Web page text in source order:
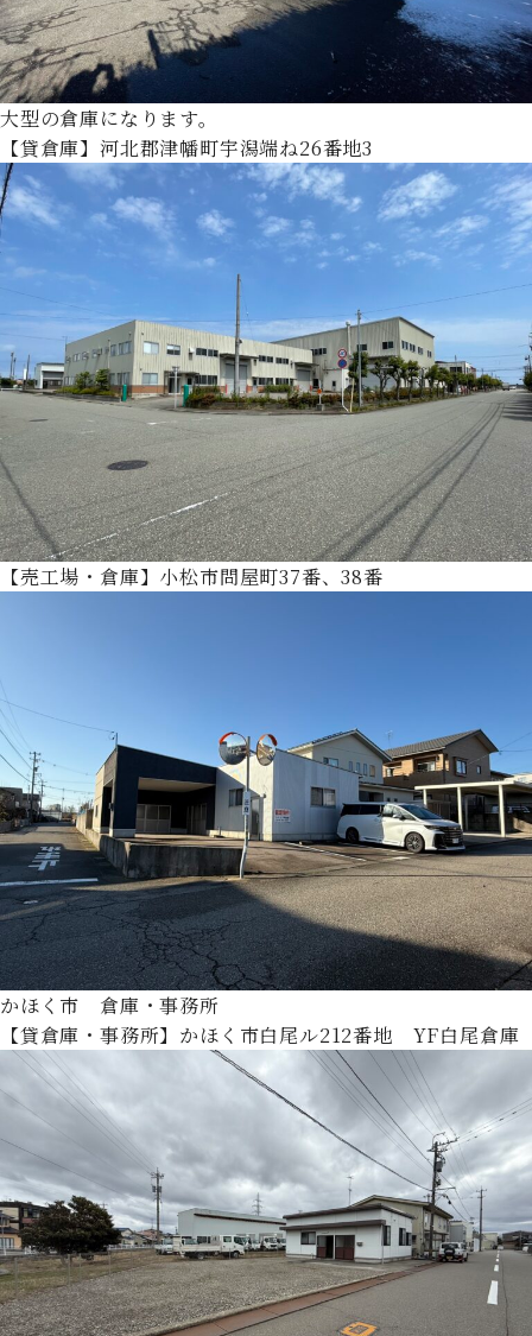
大型の倉庫になります。
【貸倉庫】河北郡津幡町宇潟端ね26番地3
【売工場・倉庫】小松市問屋町37番、38番
かほく市 倉庫・事務所
【貸倉庫・事務所】かほく市白尾ル212番地 YF白尾倉庫